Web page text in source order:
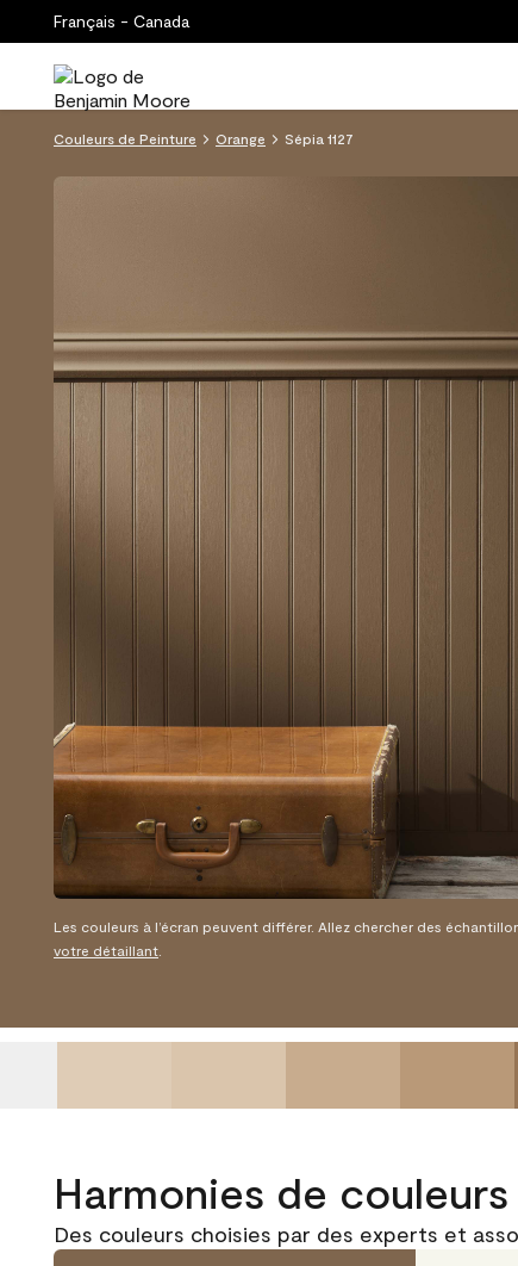
Français - Canada
Couleurs de Peinture Orange Sépia 1127
Les couleurs à l’écran peuvent différer. Allez chercher des
votre détaillant
Harmonies de couleurs
Des couleurs choisies par des experts et